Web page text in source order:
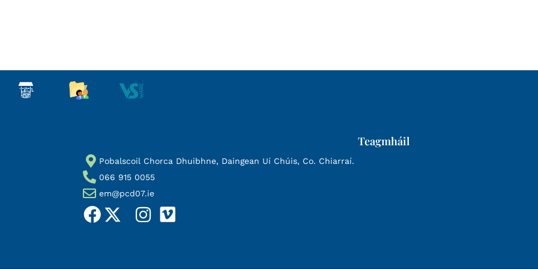
Teagmháil
Pobalscoil Chorca Dhuibhne, Daingean Uí Chúis, Co. Chiarraí.
066 915 0055
em@pcd07.ie